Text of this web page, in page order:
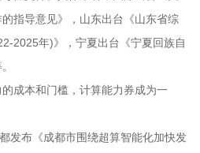
指导意见》，山东出台《山东省综
2025年)》，宁夏出台《宁夏回族自
成本和门槛，计算能力券成为一
发布《成都市围绕超算智能化加快发